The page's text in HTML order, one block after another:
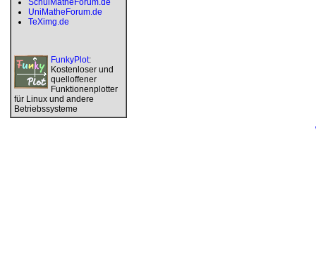
SchulMatheForum.de
UniMatheForum.de
TeXimg.de
FunkyPlot:
Kostenloser und
quelloffener
Funktionenplotter
für Linux und andere
Betriebssysteme